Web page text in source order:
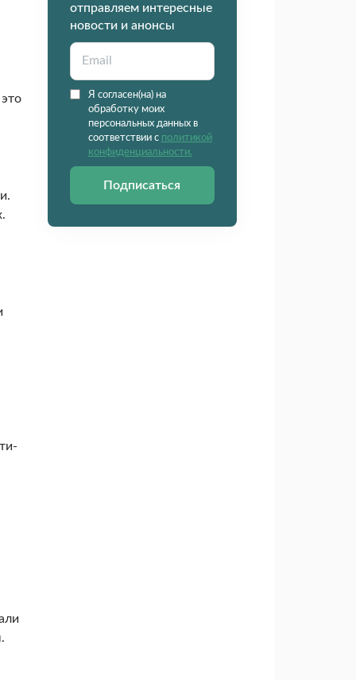
отправляем интересные
новости и анонсы
Я согласен(на) на
обработку моих
персональных данных в
соответствии с политикой
конфиденциальности.
Подписаться